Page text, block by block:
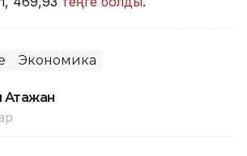
Экономика
Атажан